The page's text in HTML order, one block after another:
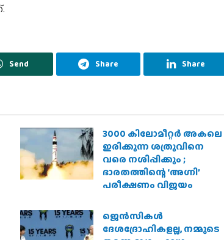
Send Share Share
3000 കിലോമീറ്റർ അകലെ
ഇരിക്കുന്ന ശത്രുവിനെ
വരെ നശിപ്പിക്കും ;
ഭാരതത്തിന്റെ ‘അഗ്നി’
പരീക്ഷണം വിജയം
ജെന്‍സികള്‍
ദേശദ്രോഹികളല്ല, നമ്മുടെ